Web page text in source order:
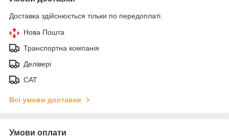
Доставка здійснюється тільки по передоплаті.
Нова Пошта
Транспортна компанія
Делівері
САТ
Всі умови доставки
Умови оплати